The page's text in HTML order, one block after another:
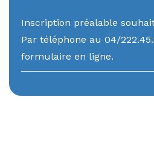
Inscription préalable
Par téléphone au 04/
formulaire en ligne.